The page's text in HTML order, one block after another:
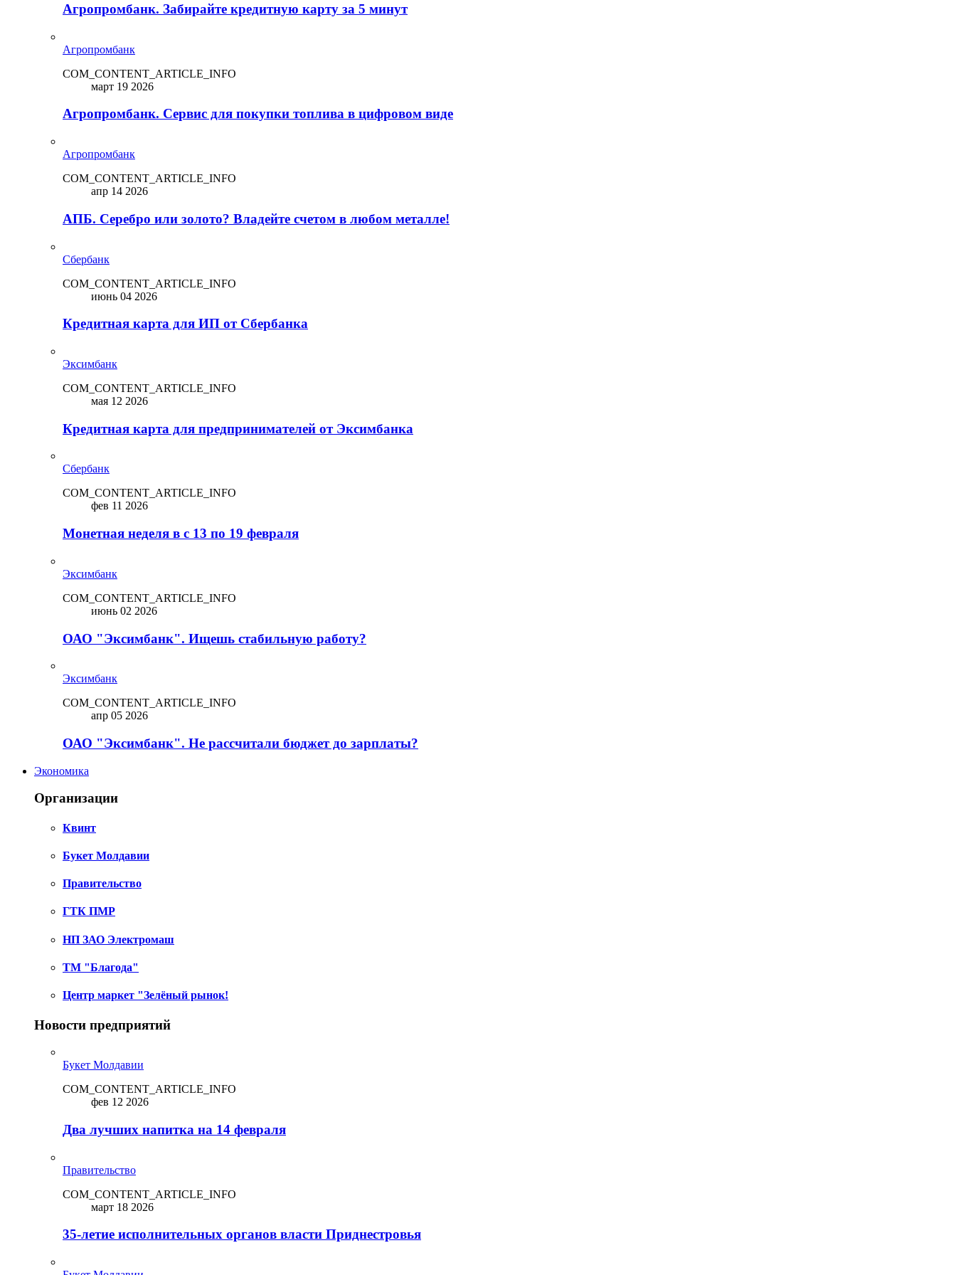
Агропромбанк. Забирайте кредитную карту за 5 минут
Агропромбанк
COM_CONTENT_ARTICLE_INFO
март 19 2026
Агропромбанк. Сервис для покупки топлива в цифровом виде
Агропромбанк
COM_CONTENT_ARTICLE_INFO
апр 14 2026
АПБ. Серебро или золото? Владейте счетом в любом металле!
Сбербанк
COM_CONTENT_ARTICLE_INFO
июнь 04 2026
Кредитная карта для ИП от Сбербанка
Эксимбанк
COM_CONTENT_ARTICLE_INFO
мая 12 2026
Кредитная карта для предпринимателей от Эксимбанка
Сбербанк
COM_CONTENT_ARTICLE_INFO
фев 11 2026
Монетная неделя в с 13 по 19 февраля
Эксимбанк
COM_CONTENT_ARTICLE_INFO
июнь 02 2026
ОАО "Эксимбанк". Ищешь стабильную работу?
Эксимбанк
COM_CONTENT_ARTICLE_INFO
апр 05 2026
ОАО "Эксимбанк". Не рассчитали бюджет до зарплаты?
Экономика
Организации
Квинт
Букет Молдавии
Правительство
ГТК ПМР
НП ЗАО Электромаш
ТМ "Благода"
Центр маркет "Зелёный рынок!
Новости предприятий
Букет Молдавии
COM_CONTENT_ARTICLE_INFO
фев 12 2026
Два лучших напитка на 14 февраля
Правительство
COM_CONTENT_ARTICLE_INFO
март 18 2026
35-летие исполнительных органов власти Приднестровья